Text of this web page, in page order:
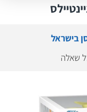
בישראל
שאלה